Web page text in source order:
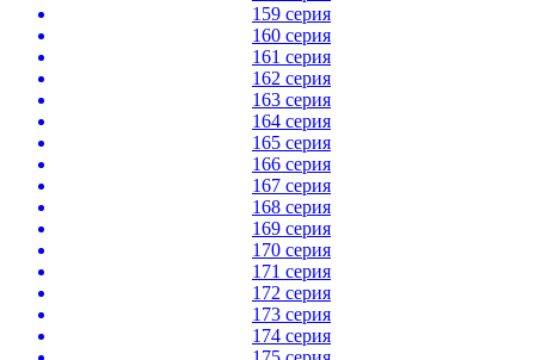
159 серия
160 серия
161 серия
162 серия
163 серия
164 серия
165 серия
166 серия
167 серия
168 серия
169 серия
170 серия
171 серия
172 серия
173 серия
174 серия